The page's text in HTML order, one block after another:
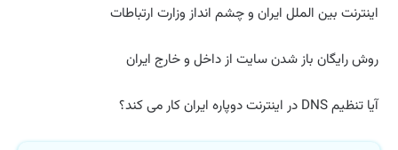
اینترنت بین الملل ایران و چشم انداز وزارت ارتباطات
روش رایگان باز شدن سایت از داخل و خارج ایران
آیا تنظیم DNS در اینترنت دوپاره ایران کار می کند؟